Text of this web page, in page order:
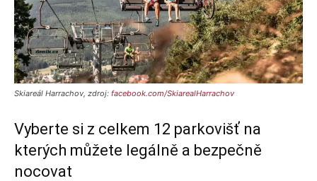
Skiareál Harrachov, zdroj: facebook.com/SkiarealHarrachov
Vyberte si z celkem 12 parkovišť na
kterých můžete legálně a bezpečně
nocovat